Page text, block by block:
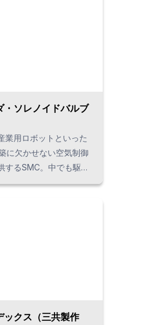
・ソレノイドバルブ
業用ロボットといった
に欠かせない空気制御
するSMC。中でも駆動
やアクチュエータ）や
ックス（三共製作